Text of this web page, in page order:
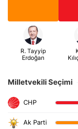
Milletvekili Seçimi